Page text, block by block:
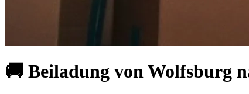
🚚 Beiladung von Wolfsburg